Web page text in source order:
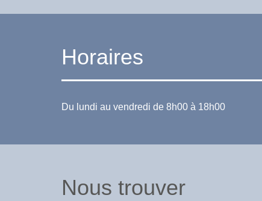
Horaires
Du lundi au vendredi de 8h00 à 18h00
Nous trouver